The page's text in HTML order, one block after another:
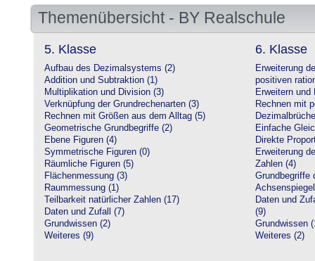
Themenübersicht - BY Realschule
5. Klasse
Aufbau des Dezimalsystems (2)
Addition und Subtraktion (1)
Multiplikation und Division (3)
Verknüpfung der Grundrechenarten (3)
Rechnen mit Größen aus dem Alltag (5)
Geometrische Grundbegriffe (2)
Ebene Figuren (4)
Symmetrische Figuren (0)
Räumliche Figuren (5)
Flächenmessung (3)
Raummessung (1)
Teilbarkeit natürlicher Zahlen (17)
Daten und Zufall (7)
Grundwissen (2)
Weiteres (9)
6. Klasse
Erweiterung
positiven
Erweitern und
Rechnen mit
Einfache
Direkte
Erweiterung
Zahlen (4)
Grundbegriffe
Daten und
(9)
Grundwissen
Weiteres (2)